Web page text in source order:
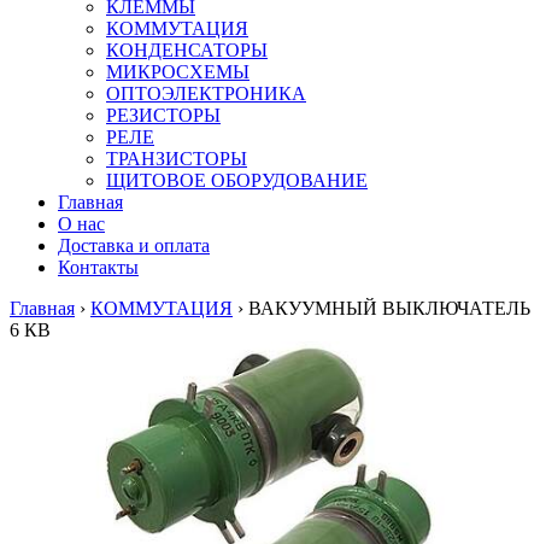
КЛЕММЫ
КОММУТАЦИЯ
КОНДЕНСАТОРЫ
МИКРОСХЕМЫ
ОПТОЭЛЕКТРОНИКА
РЕЗИСТОРЫ
РЕЛЕ
ТРАНЗИСТОРЫ
ЩИТОВОЕ ОБОРУДОВАНИЕ
Главная
О нас
Доставка и оплата
Контакты
Главная › КОММУТАЦИЯ › ВАКУУМНЫЙ ВЫКЛЮЧАТЕЛЬ
6 КВ